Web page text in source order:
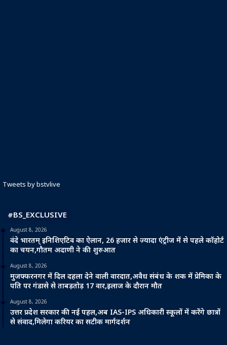
Tweets by bstvlive
#BS_EXCLUSIVE
August 8, 2026
वंदे भारतम् इनिशिएटिव का ऐलान, 26 हजार से ज्यादा एंट्रीज में से पहले कॉहोर्ट
का चयन,गौतम अदाणी ने की शुरुआत
August 8, 2026
मुजफ्फरनगर में दिल दहला देने वाली वारदात,अवैध संबंध के शक में प्रेमिका के
पति पर गंडासे से ताबड़तोड़ 17 वार,इलाज के दौरान मौत
August 8, 2026
उत्तर प्रदेश सरकार की नई पहल,अब IAS-IPS अधिकारी स्कूलों में करेंगे छात्रों
से संवाद,मिलेगा करियर का सटीक मार्गदर्शन